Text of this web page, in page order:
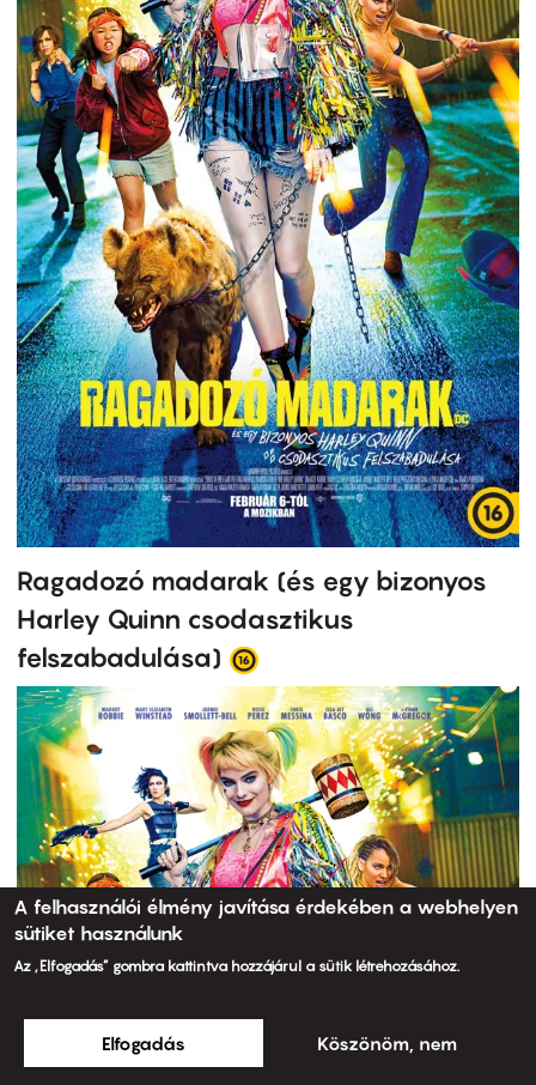
Ragadozó madarak (és egy bizonyos
Harley Quinn csodasztikus
felszabadulása)
A felhasználói élmény javítása érdekében a webhelyen
sütiket használunk
Az „Elfogadás” gombra kattintva hozzájárul a sütik létrehozásához.
Elfogadás Köszönöm, nem